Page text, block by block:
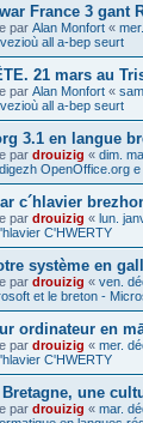
France 3 gant
par Alan Monfort «
all a-bep seurt
21 mars au
par Alan Monfort «
all a-bep seurt
3.1 en langue
par drouizig « dim.
OpenOffice.org
c´hlavier
par drouizig « lun.
C'HWERTY
système en
par drouizig « ven.
et le breton -
ordinateur en
par drouizig « mer.
C'HWERTY
une
par drouizig « mar.